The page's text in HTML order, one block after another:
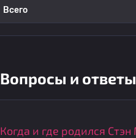
Всего
Вопросы и
Когда и где родился